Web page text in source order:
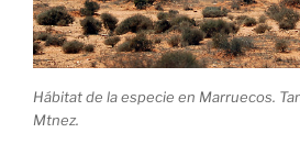
Hábitat de la especie en Marruecos.
Mtnez.